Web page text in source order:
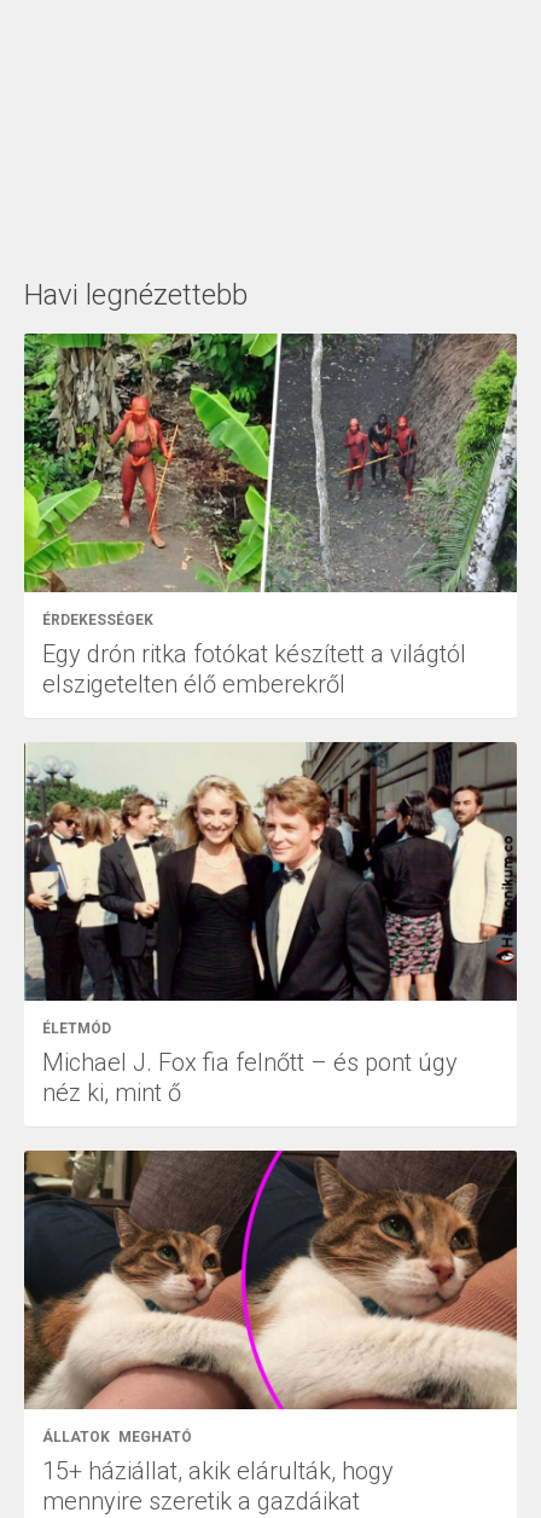
Havi legnézettebb
ÉRDEKESSÉGEK
Egy drón ritka fotókat készített a világtól
elszigetelten élő emberekről
ÉLETMÓD
Michael J. Fox fia felnőtt – és pont úgy
néz ki, mint ő
ÁLLATOK MEGHATÓ
15+ háziállat, akik elárulták, hogy
mennyire szeretik a gazdáikat